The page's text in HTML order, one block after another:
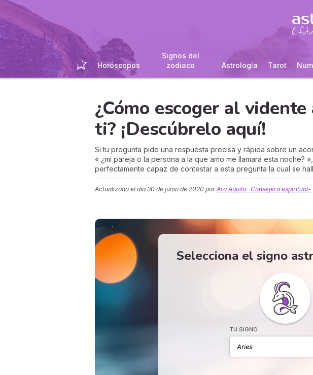
Horóscopos
Signos del
zodiaco
Astrología Tarot
¿Cómo escoger al
ti? ¡Descúbrelo aquí!
Si tu pregunta pide una respuesta precisa y rápida sobre un
« ¿mi pareja o la persona a la que amo me llamará esta noche?
perfectamente capaz de contestar a esta pregunta la cual se
Actualizado el día 30 de junio de 2020 por Ara Aquila -Consejera espiritual-
Selecciona el signo
TU SIGNO